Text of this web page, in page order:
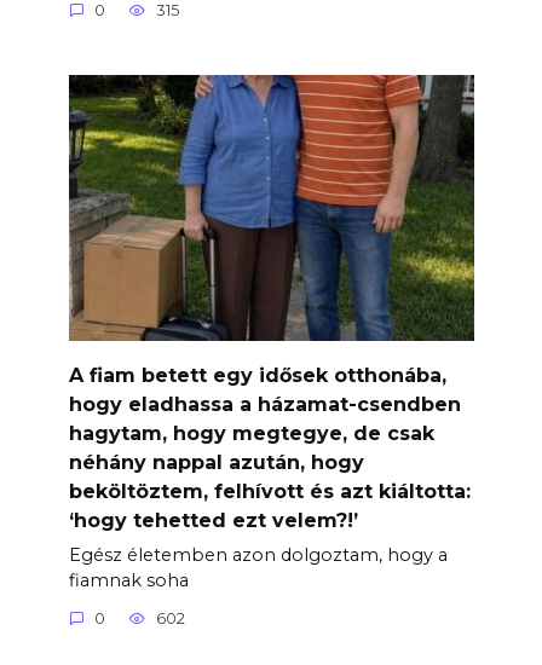
0 315
A fiam betett egy idősek otthonába,
hogy eladhassa a házamat-csendben
hagytam, hogy megtegye, de csak
néhány nappal azután, hogy
beköltöztem, felhívott és azt kiáltotta:
‘hogy tehetted ezt velem?!’
Egész életemben azon dolgoztam, hogy a
fiamnak soha
0 602